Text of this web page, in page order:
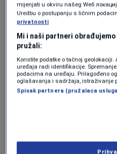
Arbeloa je ove godine
Real Madrida, gdje je
šest mjeseci. Prije toga
ekipom i omladinskim
"Kraljevskog kluba".
Madridu nije ispunio
nijedan trofej, a mediji
narušenim odnosima
Sada će prvi put voditi
mijenjati u okviru našeg Wеб
Uredbu o postupanju s ličnim
privatnosti
Mi i naši partneri
pružali:
Koristite podatke o tačnoj
uređaja radi identifikacije.
podacima na uređaju. Prilagođeno
oglašavanja i sadržaja, istraživanje
Spisak partnera (pružalaca